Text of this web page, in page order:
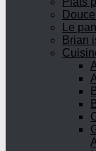
Le
Brian